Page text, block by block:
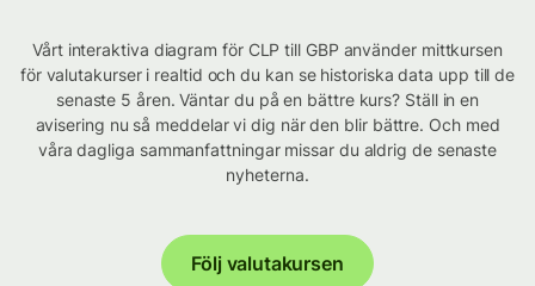
Vårt interaktiva diagram för CLP till GBP använder mittkursen
för valutakurser i realtid och du kan se historiska data upp till de
senaste 5 åren. Väntar du på en bättre kurs? Ställ in en
avisering nu så meddelar vi dig när den blir bättre. Och med
våra dagliga sammanfattningar missar du aldrig de senaste
nyheterna.
Följ valutakursen